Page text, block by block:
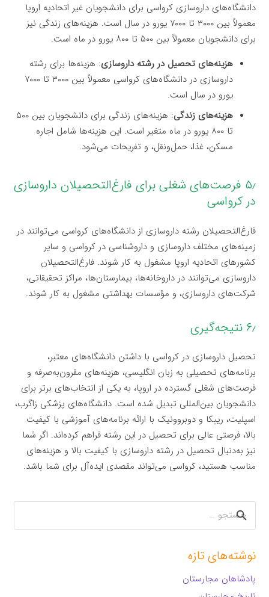
دانشگاه‌های داروسازی کرواسی برای دانشجویان غیر اتحادیه اروپا
معمولاً بین ۳۰۰۰ تا ۷۰۰۰ یورو در سال است. هزینه‌های زندگی نیز
برای دانشجویان معمولاً بین ۵۰۰ تا ۸۰۰ یورو در ماه است.
هزینه‌های تحصیل در رشته داروسازی: هزینه‌ها برای رشته
داروسازی در دانشگاه‌های کرواسی معمولاً بین ۳۰۰۰ تا ۷۰۰۰
یورو در سال است.
هزینه‌های زندگی
: هزینه‌های زندگی برای دانشجویان بین ۵۰۰
تا ۸۰۰ یورو در ماه متغیر است. این هزینه‌ها شامل اجاره
مسکن، غذا، حمل‌ونقل، و تفریحات می‌شود.
۵٫ فرصت‌های شغلی برای فارغ‌التحصیلان داروسازی
در کرواسی
فارغ‌التحصیلان رشته داروسازی از دانشگاه‌های کرواسی می‌توانند در
زمینه‌های مختلف داروسازی و داروشناسی در کرواسی و سایر
کشورهای اتحادیه اروپا مشغول به کار شوند. فارغ‌التحصیلان
داروسازی می‌توانند در داروخانه‌ها، بیمارستان‌ها، مراکز تحقیقاتی،
شرکت‌های داروسازی، و مؤسسات بهداشتی مشغول به کار شوند.
۶٫ نتیجه‌گیری
تحصیل داروسازی در کرواسی با داشتن دانشگاه‌های معتبر،
برنامه‌های تحصیلی به زبان انگلیسی، هزینه‌های مقرون‌به‌صرفه و
فرصت‌های شغلی گسترده در اروپا، به یکی از انتخاب‌های برتر برای
دانشجویان بین‌المللی تبدیل شده است. دانشگاه‌های پزشکی زاگرب،
اسپلیت، رییکا و دوبروونیک با ارائه برنامه‌های آموزشی با کیفیت
بالا، فرصتی عالی برای تحصیل در این رشته فراهم کرده‌اند. اگر شما
نیز به‌دنبال تحصیل در رشته داروسازی با کیفیت بالا و هزینه‌های
مناسب هستید، کرواسی می‌تواند مقصدی ایده‌آل برای شما باشد.
جستجو
برای:
نوشته‌های تازه
پادشاهان مجارستان